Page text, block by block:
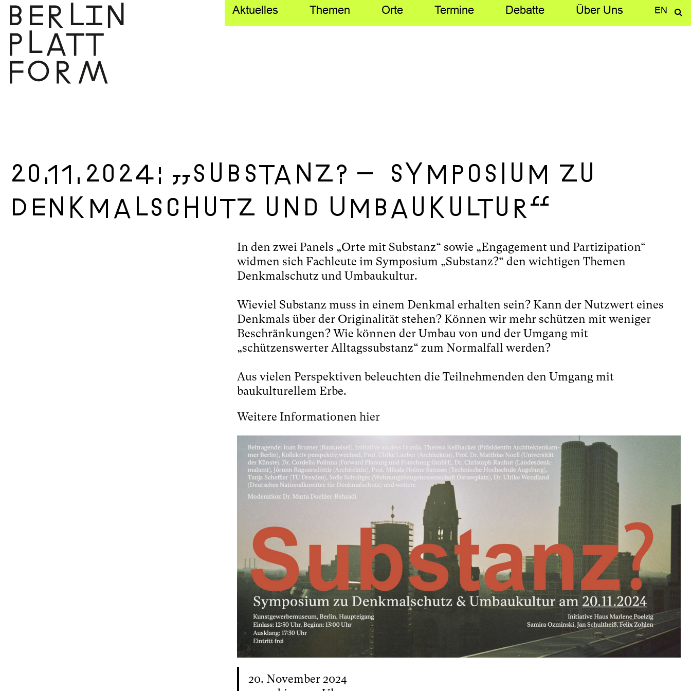
Aktuelles Themen Orte Termine Debatte Über­ Uns EN
20.11.2024: „Substanz? – Symposium zu
Denkmalschutz und Umbaukultur“
In den zwei Panels „Orte mit Substanz“ sowie „Engagement und Partizipation“
widmen sich Fachleute im Symposium „Substanz?“ den wichtigen Themen
Denkmalschutz und Umbaukultur.
Wieviel Substanz muss in einem Denkmal erhalten sein? Kann der Nutzwert eines
Denkmals über der Originalität stehen? Können wir mehr schützen mit weniger
Beschränkungen? Wie können der Umbau von und der Umgang mit
„schützenswerter Alltagssubstanz“ zum Normalfall werden?
Aus vielen Perspektiven beleuchten die Teilnehmenden den Umgang mit
baukulturellem Erbe.
Weitere Informationenhier
20. November 2024